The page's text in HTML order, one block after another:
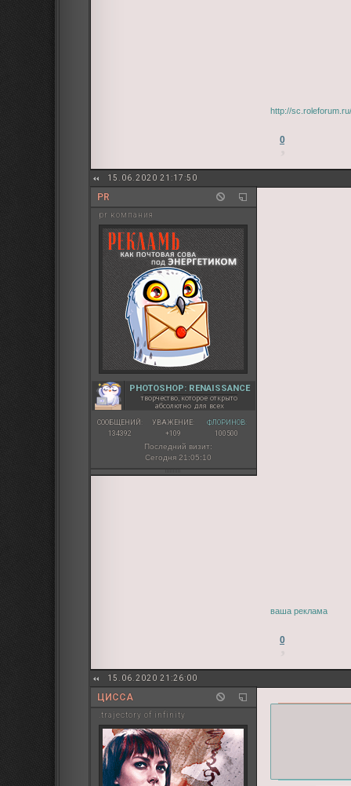
http://
0
15.06.2020 21:17:50
PR
pr компания
PHOTOSHOP: RENAISSANCE
творчество, которое открыто
абсолютно для всех
СООБЩЕНИЙ:
134392
УВАЖЕНИЕ:
+109
ФЛОРИНОВ:
100500
Последний визит:
Сегодня 21:05:10
ваша реклама
0
15.06.2020 21:26:00
ЦИССА
.trajectory of infinity